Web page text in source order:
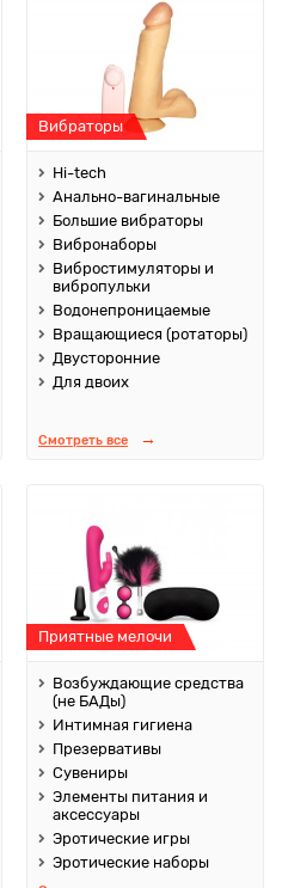
Вибраторы
Hi-tech
Анально-вагинальные
Большие вибраторы
Вибронаборы
Вибростимуляторы и
вибропульки
Водонепроницаемые
Вращающиеся (ротаторы)
Двусторонние
Для двоих
Смотреть все
Приятные мелочи
Возбуждающие средства
(не БАДы)
Интимная гигиена
Презервативы
Сувениры
Элементы питания и
аксессуары
Эротические игры
Эротические наборы